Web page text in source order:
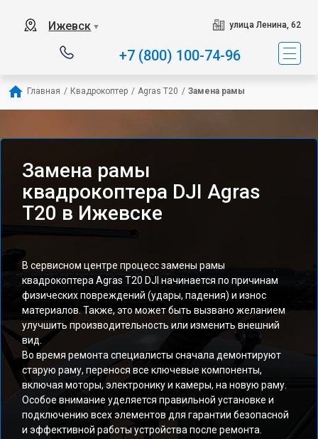
Ижевск ▼ улица Ленина, 62
+7 (800) 100-74-96
Главная / Квадрокоптер / Agras T20 / Замена рамы
Замена рамы
квадрокоптера DJI Agras
T20 в Ижевске
В сервисном центре процесс замены рамы
квадрокоптера Agras T20 DJI начинается по причинам
физических повреждений (удары, падения) и износ
материалов. Также, это может быть вызвано желанием
улучшить производительность или изменить внешний
вид.
Во время ремонта специалисты сначала демонтируют
старую раму, перенося все ключевые компоненты,
включая моторы, электронику и камеры, на новую раму.
Особое внимание уделяется правильной установке и
подключению всех элементов для гарантии безопасной
и эффективной работы устройства после ремонта.